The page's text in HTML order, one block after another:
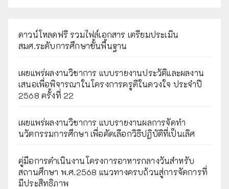
ดาวน์โหลดฟรี รวมไฟล์เอกสาร เตรียมประเมิน
สมศ.ระดับการศึกษาขั้นพื้นฐาน
เผยแพร่ผลงานวิชาการ แบบรายงานประวัติและผลงาน
เสนอเพื่อพิจารณาในโครงการครูดีในดวงใจ ประจำปี
2568 ครั้งที่ 22
เผยแพร่ผลงานวิชาการ แบบรายงานผลการจัดทำ
นวัตกรรมการศึกษา เพื่อคัดเลือกวิธีปฏิบัติที่เป็นเลิศ
คู่มือการดำเนินงานโครงการอาหารกลางวันสำหรับ
สถานศึกษา พ.ศ.2568 แนวทางครบถ้วนสู่การจัดการที่
มีประสิทธิภาพ